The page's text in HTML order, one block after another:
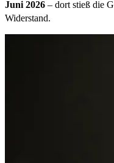
Juni 2026 – dort stieß die
Widerstand.